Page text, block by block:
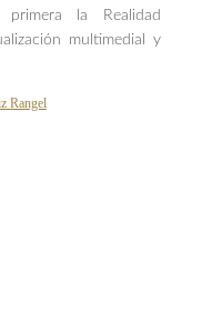
la Realidad
multimedial y
Rangel